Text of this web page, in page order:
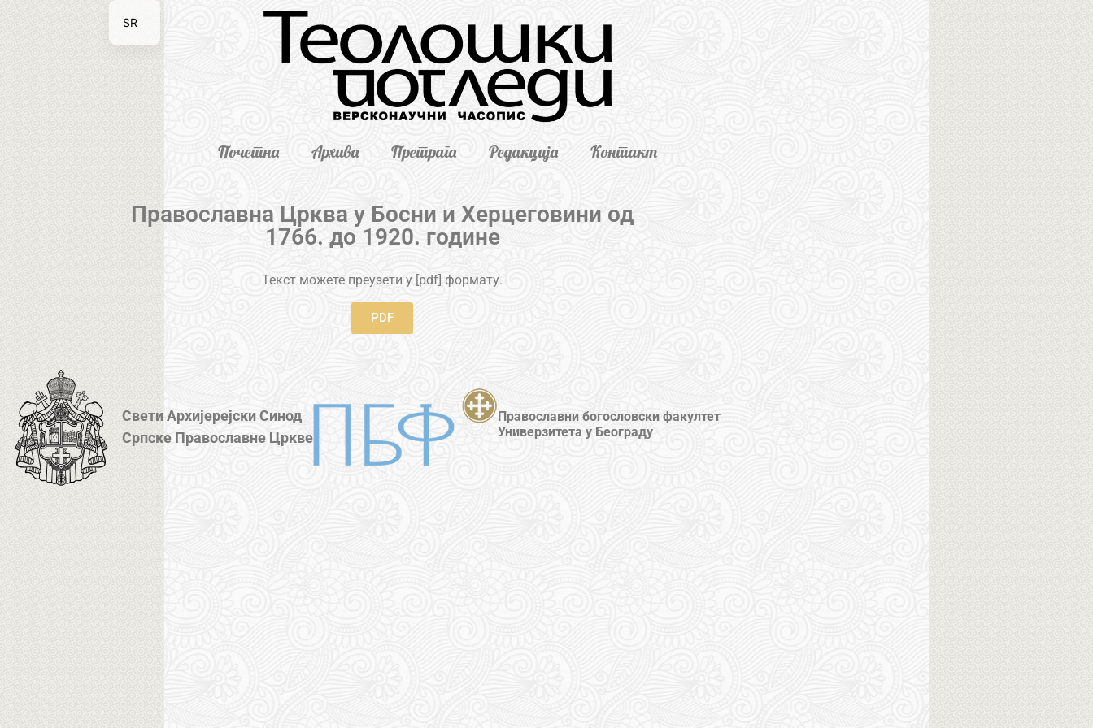
Почетна Архива Претрага Редакција Контакт
Православна Црква у Босни и Херцеговини од
1766. до 1920. године
Текст можете преузети у [pdf] формату.
PDF
Свети Архијерејски Синод
Српске Православне Цркве
Православни богословски факултет
Универзитета у Београду
SR
EN